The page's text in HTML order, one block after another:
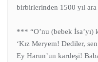
birbirlerinden 1500 yıl ara
*** “O’nu (bebek İsa’yı)
‘Kız Meryem! Dediler,
Ey Harun’un kardeşi!